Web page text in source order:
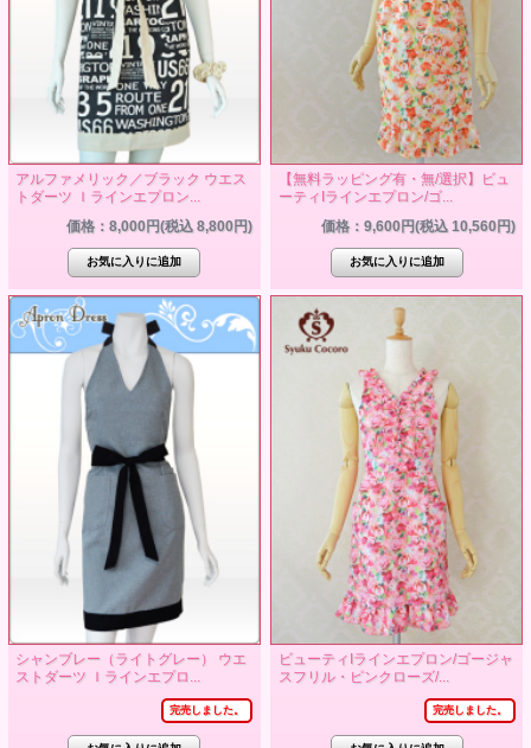
アルファメリック／ブラック ウエス
トダーツ Ｉラインエプロン...
価格：8,000円(税込 8,800円)
【無料ラッピング有・無/選択】ビュ
ーティIラインエプロン/ゴ...
価格：9,600円(税込 10,560円)
シャンブレー（ライトグレー） ウエ
ストダーツ Ｉラインエプロ...
完売しました。
ビューティIラインエプロン/ゴージャ
スフリル・ピンクローズ/...
完売しました。